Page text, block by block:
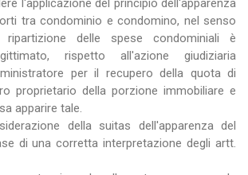
l'applicazione del principio dell'apparenza
tra condominio e condomino, nel senso
delle spese condominiali è
rispetto all'azione giudiziaria
per il recupero della quota di
proprietario della porzione immobiliare e
apparire tale.
della suitas dell'apparenza del
di una corretta interpretazione degli artt.